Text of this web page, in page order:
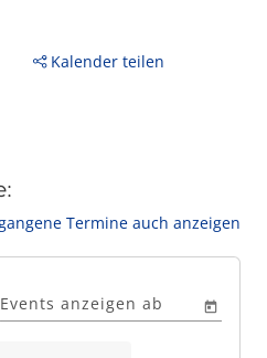
Kalender teilen
Termine auch anzeigen
Events anzeigen ab